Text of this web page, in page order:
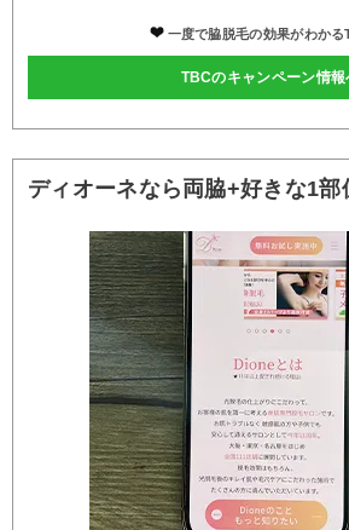
一度で脇脱毛の効果がわかる
TBCのキャンペーン情報
ディオーネなら両脇+好きな1部